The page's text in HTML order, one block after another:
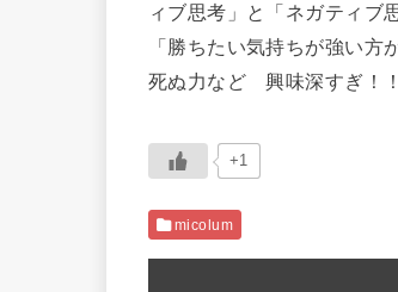
ィブ思考」と「ネガティブ
「勝ちたい気持ちが強い
死ぬ力など 興味深すぎ！！
+1
micolum